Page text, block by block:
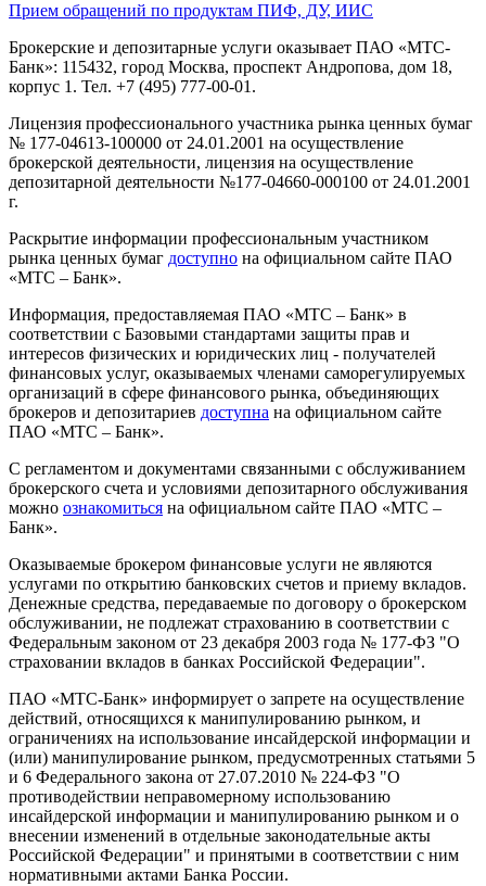
Прием обращений по продуктам ПИФ, ДУ, ИИС
Брокерские и депозитарные услуги оказывает ПАО «МТС-
Банк»: 115432, город Москва, проспект Андропова, дом 18,
корпус 1. Тел. +7 (495) 777-00-01.
Лицензия профессионального участника рынка ценных бумаг
№ 177-04613-100000 от 24.01.2001 на осуществление
брокерской деятельности, лицензия на осуществление
депозитарной деятельности №177-04660-000100 от 24.01.2001
г.
Раскрытие информации профессиональным участником
рынка ценных бумаг доступно на официальном сайте ПАО
«МТС – Банк».
Информация, предоставляемая ПАО «МТС – Банк» в
соответствии с Базовыми стандартами защиты прав и
интересов физических и юридических лиц - получателей
финансовых услуг, оказываемых членами саморегулируемых
организаций в сфере финансового рынка, объединяющих
брокеров и депозитариев доступна на официальном сайте
ПАО «МТС – Банк».
С регламентом и документами связанными с обслуживанием
брокерского счета и условиями депозитарного обслуживания
можно ознакомиться на официальном сайте ПАО «МТС –
Банк».
Оказываемые брокером финансовые услуги не являются
услугами по открытию банковских счетов и приему вкладов.
Денежные средства, передаваемые по договору о брокерском
обслуживании, не подлежат страхованию в соответствии с
Федеральным законом от 23 декабря 2003 года № 177-ФЗ "О
страховании вкладов в банках Российской Федерации".
ПАО «МТС-Банк» информирует о запрете на осуществление
действий, относящихся к манипулированию рынком, и
ограничениях на использование инсайдерской информации и
(или) манипулирование рынком, предусмотренных статьями 5
и 6 Федерального закона от 27.07.2010 № 224-ФЗ "О
противодействии неправомерному использованию
инсайдерской информации и манипулированию рынком и о
внесении изменений в отдельные законодательные акты
Российской Федерации" и принятыми в соответствии с ним
нормативными актами Банка России.